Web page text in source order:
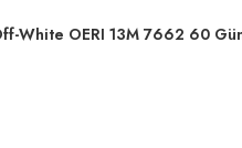
White OERI 13M 7662 60